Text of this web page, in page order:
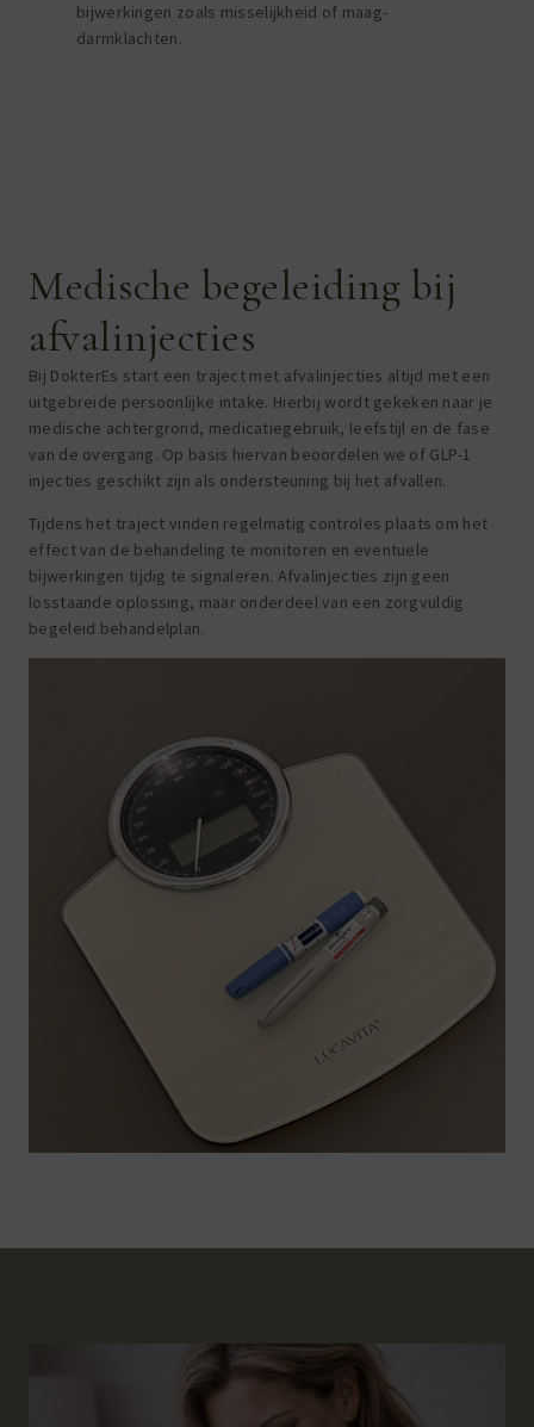
bijwerkingen zoals misselijkheid of maag-
darmklachten.
Medische begeleiding bij
afvalinjecties
Bij DokterEs start een traject met afvalinjecties altijd met een
uitgebreide persoonlijke intake. Hierbij wordt gekeken naar je
medische achtergrond, medicatiegebruik, leefstijl en de fase
van de overgang. Op basis hiervan beoordelen we of GLP-1
injecties geschikt zijn als ondersteuning bij het afvallen.
Tijdens het traject vinden regelmatig controles plaats om het
effect van de behandeling te monitoren en eventuele
bijwerkingen tijdig te signaleren. Afvalinjecties zijn geen
losstaande oplossing, maar onderdeel van een zorgvuldig
begeleid behandelplan.